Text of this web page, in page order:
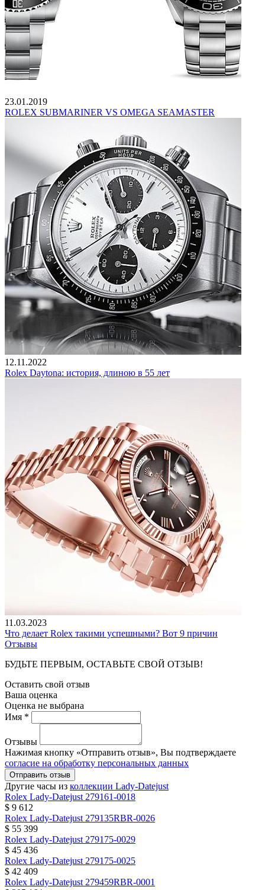
23.01.2019
ROLEX SUBMARINER VS OMEGA SEAMASTER
12.11.2022
Rolex Daytona: история, длиною в 55 лет
11.03.2023
Что делает Rolex такими успешными? Вот 9 причин
Отзывы
БУДЬТЕ ПЕРВЫМ, ОСТАВЬТЕ СВОЙ ОТЗЫВ!
Оставить свой отзыв
Ваша оценка
Оценка не выбрана
Имя *
Отзывы
Нажимая кнопку «Отправить отзыв», Вы подтверждаете
согласие на обработку персональных данных
Отправить отзыв
Другие часы из коллекции Lady-Datejust
Rolex Lady-Datejust 279161-0018
$ 9 612
Rolex Lady-Datejust 279135RBR-0026
$ 55 399
Rolex Lady-Datejust 279175-0029
$ 45 436
Rolex Lady-Datejust 279175-0025
$ 42 409
Rolex Lady-Datejust 279459RBR-0001